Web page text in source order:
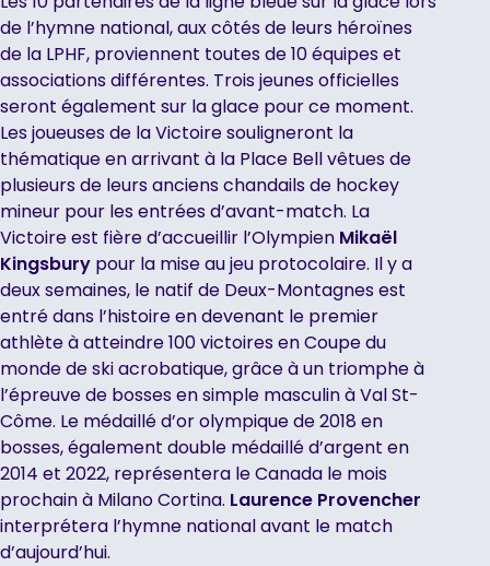
de l’hymne national, aux côtés de leurs héroïnes
de la LPHF, proviennent toutes de 10 équipes et
associations différentes. Trois jeunes officielles
seront également sur la glace pour ce moment.
Les joueuses de la Victoire souligneront la
thématique en arrivant à la Place Bell vêtues de
plusieurs de leurs anciens chandails de hockey
mineur pour les entrées d’avant-match. La
Victoire est fière d’accueillir l’Olympien Mikaël
Kingsbury pour la mise au jeu protocolaire. Il y a
deux semaines, le natif de Deux-Montagnes est
entré dans l’histoire en devenant le premier
athlète à atteindre 100 victoires en Coupe du
monde de ski acrobatique, grâce à un triomphe à
l’épreuve de bosses en simple masculin à Val St-
Côme. Le médaillé d’or olympique de 2018 en
bosses, également double médaillé d’argent en
2014 et 2022, représentera le Canada le mois
prochain à Milano Cortina. Laurence Provencher
interprétera l’hymne national avant le match
d’aujourd’hui.